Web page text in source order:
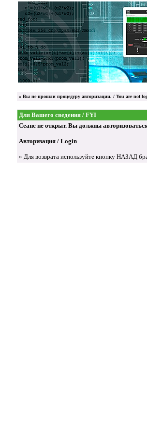
» Вы не прошли процедуру авторизации. / You are not
Для Вашего сведения / FYI
Сеанс не открыт. Вы должны
Авторизация / Login
» Для возврата используйте кнопку НАЗАД